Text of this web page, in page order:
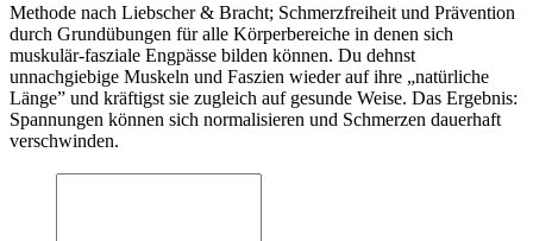
Methode nach Liebscher & Bracht; Schmerzfreiheit und Prävention
durch Grundübungen für alle Körperbereiche in denen sich
muskulär-fasziale Engpässe bilden können. Du dehnst
unnachgiebige Muskeln und Faszien wieder auf ihre „natürliche
Länge” und kräftigst sie zugleich auf gesunde Weise. Das Ergebnis:
Spannungen können sich normalisieren und Schmerzen dauerhaft
verschwinden.